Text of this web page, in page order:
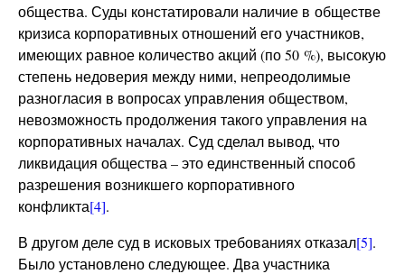
общества. Суды констатировали наличие в обществе
кризиса корпоративных отношений его участников,
имеющих равное количество акций (по 50 %), высокую
степень недоверия между ними, непреодолимые
разногласия в вопросах управления обществом,
невозможность продолжения такого управления на
корпоративных началах. Суд сделал вывод, что
ликвидация общества – это единственный способ
разрешения возникшего корпоративного
конфликта[4].
В другом деле суд в исковых требованиях отказал[5].
Было установлено следующее. Два участника